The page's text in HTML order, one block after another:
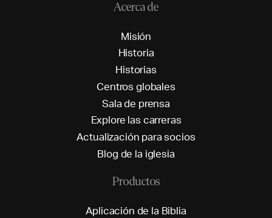
Acerca de
Misión
Historia
Historias
Centros globales
Sala de prensa
Explore las carreras
Actualización para socios
Blog de la iglesia
Productos
Aplicación de la Biblia